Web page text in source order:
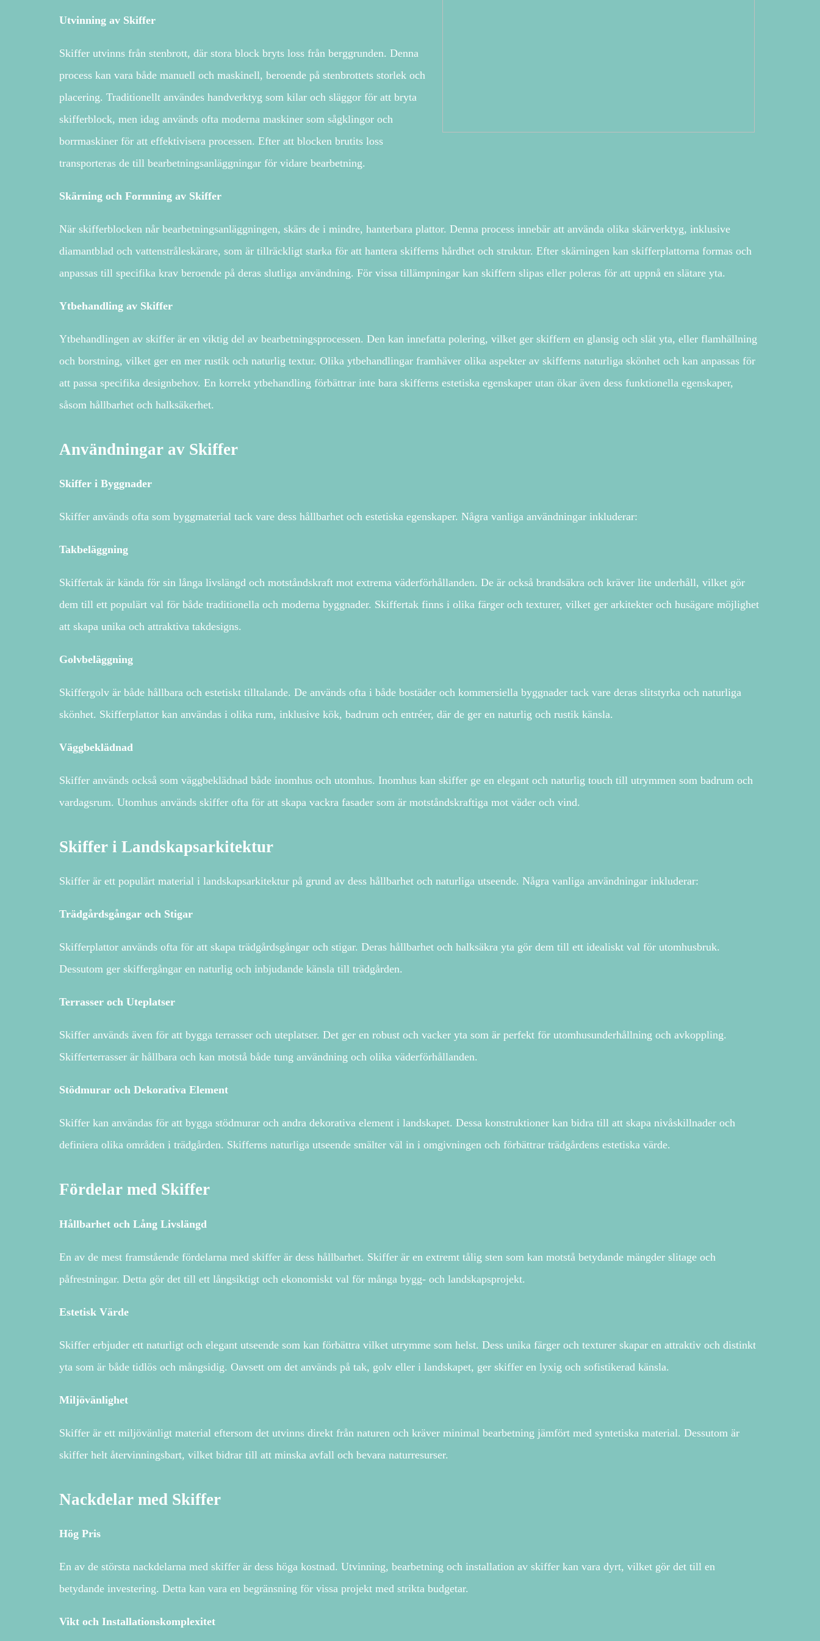
Utvinning av Skiffer
Skiffer utvinns från stenbrott, där stora block bryts loss från berggrunden. Denna
process kan vara både manuell och maskinell, beroende på stenbrottets storlek och
placering. Traditionellt användes handverktyg som kilar och släggor för att bryta
skifferblock, men idag används ofta moderna maskiner som sågklingor och
borrmaskiner för att effektivisera processen. Efter att blocken brutits loss
transporteras de till bearbetningsanläggningar för vidare bearbetning.
Skärning och Formning av Skiffer
När skifferblocken når bearbetningsanläggningen, skärs de i mindre, hanterbara plattor. Denna process innebär att använda olika skärverktyg, inklusive
diamantblad och vattenstråleskärare, som är tillräckligt starka för att hantera skifferns hårdhet och struktur. Efter skärningen kan skifferplattorna formas och
anpassas till specifika krav beroende på deras slutliga användning. För vissa tillämpningar kan skiffern slipas eller poleras för att uppnå en slätare yta.
Ytbehandling av Skiffer
Ytbehandlingen av skiffer är en viktig del av bearbetningsprocessen. Den kan innefatta polering, vilket ger skiffern en glansig och slät yta, eller flamhällning
och borstning, vilket ger en mer rustik och naturlig textur. Olika ytbehandlingar framhäver olika aspekter av skifferns naturliga skönhet och kan anpassas för
att passa specifika designbehov. En korrekt ytbehandling förbättrar inte bara skifferns estetiska egenskaper utan ökar även dess funktionella egenskaper,
såsom hållbarhet och halksäkerhet.
Användningar av Skiffer
Skiffer i Byggnader
Skiffer används ofta som byggmaterial tack vare dess hållbarhet och estetiska egenskaper. Några vanliga användningar inkluderar:
Takbeläggning
Skiffertak är kända för sin långa livslängd och motståndskraft mot extrema väderförhållanden. De är också brandsäkra och kräver lite underhåll, vilket gör
dem till ett populärt val för både traditionella och moderna byggnader. Skiffertak finns i olika färger och texturer, vilket ger arkitekter och husägare möjlighet
att skapa unika och attraktiva takdesigns.
Golvbeläggning
Skiffergolv är både hållbara och estetiskt tilltalande. De används ofta i både bostäder och kommersiella byggnader tack vare deras slitstyrka och naturliga
skönhet. Skifferplattor kan användas i olika rum, inklusive kök, badrum och entréer, där de ger en naturlig och rustik känsla.
Väggbeklädnad
Skiffer används också som väggbeklädnad både inomhus och utomhus. Inomhus kan skiffer ge en elegant och naturlig touch till utrymmen som badrum och
vardagsrum. Utomhus används skiffer ofta för att skapa vackra fasader som är motståndskraftiga mot väder och vind.
Skiffer i Landskapsarkitektur
Skiffer är ett populärt material i landskapsarkitektur på grund av dess hållbarhet och naturliga utseende. Några vanliga användningar inkluderar:
Trädgårdsgångar och Stigar
Skifferplattor används ofta för att skapa trädgårdsgångar och stigar. Deras hållbarhet och halksäkra yta gör dem till ett idealiskt val för utomhusbruk.
Dessutom ger skiffergångar en naturlig och inbjudande känsla till trädgården.
Terrasser och Uteplatser
Skiffer används även för att bygga terrasser och uteplatser. Det ger en robust och vacker yta som är perfekt för utomhusunderhållning och avkoppling.
Skifferterrasser är hållbara och kan motstå både tung användning och olika väderförhållanden.
Stödmurar och Dekorativa Element
Skiffer kan användas för att bygga stödmurar och andra dekorativa element i landskapet. Dessa konstruktioner kan bidra till att skapa nivåskillnader och
definiera olika områden i trädgården. Skifferns naturliga utseende smälter väl in i omgivningen och förbättrar trädgårdens estetiska värde.
Fördelar med Skiffer
Hållbarhet och Lång Livslängd
En av de mest framstående fördelarna med skiffer är dess hållbarhet. Skiffer är en extremt tålig sten som kan motstå betydande mängder slitage och
påfrestningar. Detta gör det till ett långsiktigt och ekonomiskt val för många bygg- och landskapsprojekt.
Estetisk Värde
Skiffer erbjuder ett naturligt och elegant utseende som kan förbättra vilket utrymme som helst. Dess unika färger och texturer skapar en attraktiv och distinkt
yta som är både tidlös och mångsidig. Oavsett om det används på tak, golv eller i landskapet, ger skiffer en lyxig och sofistikerad känsla.
Miljövänlighet
Skiffer är ett miljövänligt material eftersom det utvinns direkt från naturen och kräver minimal bearbetning jämfört med syntetiska material. Dessutom är
skiffer helt återvinningsbart, vilket bidrar till att minska avfall och bevara naturresurser.
Nackdelar med Skiffer
Hög Pris
En av de största nackdelarna med skiffer är dess höga kostnad. Utvinning, bearbetning och installation av skiffer kan vara dyrt, vilket gör det till en
betydande investering. Detta kan vara en begränsning för vissa projekt med strikta budgetar.
Vikt och Installationskomplexitet